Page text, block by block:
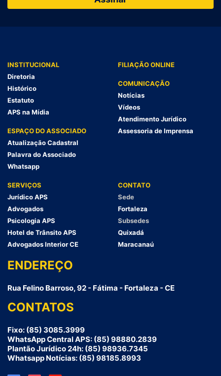
INSTITUCIONAL
Diretoria
Histórico
Estatuto
APS na Mídia
ESPAÇO DO ASSOCIADO
Atualização Cadastral
Palavra do Associado
Whatsapp
FILIAÇÃO ONLINE
COMUNICAÇÃO
Notícias
Vídeos
Atendimento Jurídico
Assessoria de Imprensa
SERVIÇOS
Jurídico APS
Advogados
Psicologia APS
Hotel de Trânsito APS
Advogados Interior CE
CONTATO
Sede
Fortaleza
Subsedes
Quixadá
Maracanaú
ENDEREÇO
Rua Felino Barroso, 92 - Fátima - Fortaleza - CE
CONTATOS
Fixo: (85) 3085.3999
WhatsApp Central APS: (85) 98880.2839
Plantão Jurídico 24h: (85) 98936.7345
Whatsapp Notícias: (85) 98185.8993